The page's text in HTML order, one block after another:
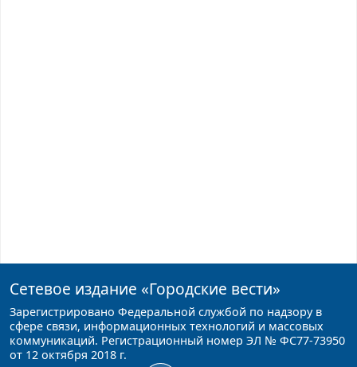
Сетевое издание «Городские вести»
Зарегистрировано Федеральной службой по надзору в
сфере связи, информационных технологий и массовых
коммуникаций. Регистрационный номер ЭЛ № ФС77-73950
от 12 октября 2018 г.